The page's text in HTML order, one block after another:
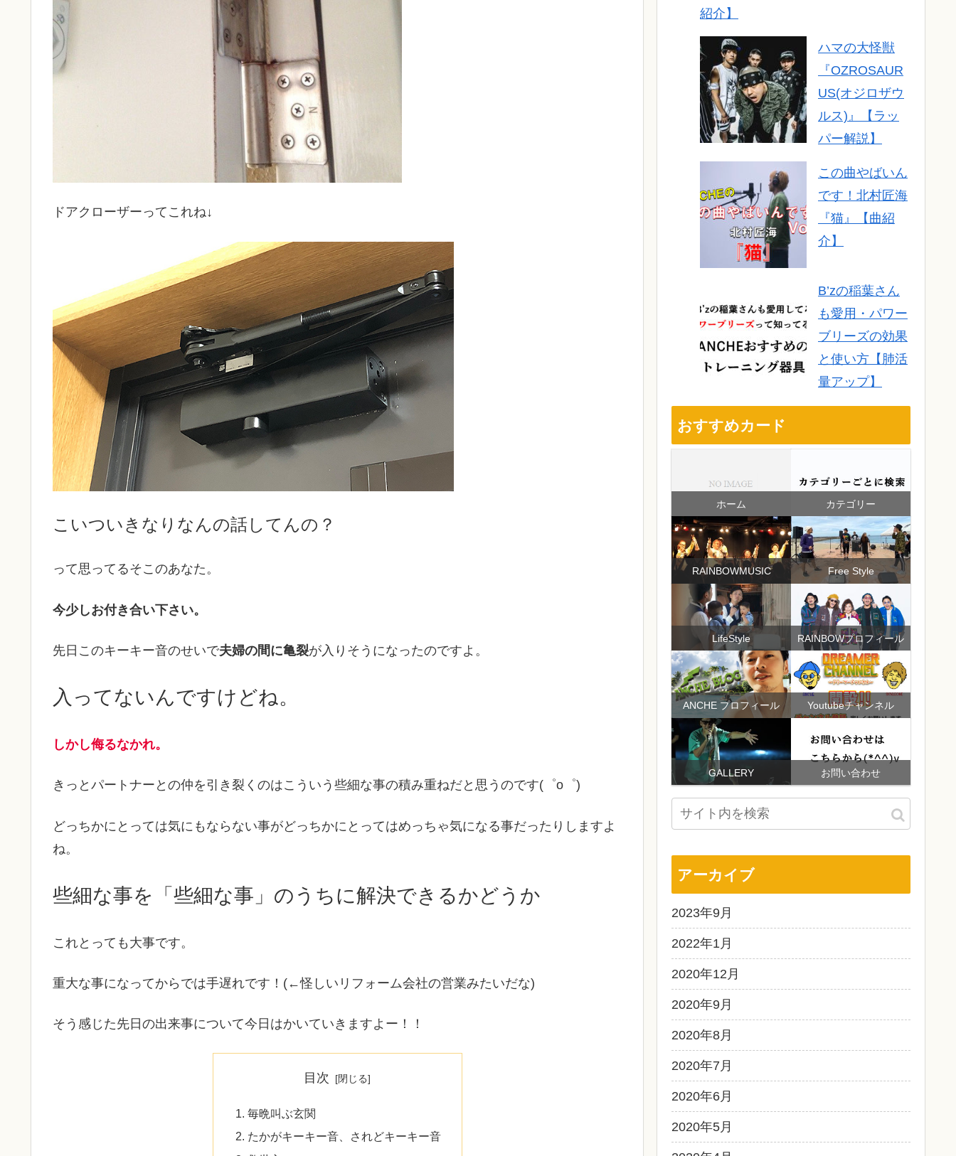
ドアクローザーってこれね↓
こいついきなりなんの話してんの？
って思ってるそこのあなた。
今少しお付き合い下さい。
先日このキーキー音のせいで夫婦の間に亀裂が入りそうになったのですよ。
入ってないんですけどね。
しかし侮るなかれ。
きっとパートナーとの仲を引き裂くのはこういう些細な事の積み重ねだと思うのです(゜o゜)
どっちかにとっては気にもならない事がどっちかにとってはめっちゃ気になる事だったりしますよ
ね。
些細な事を「些細な事」のうちに解決できるかどうか
これとっても大事です。
重大な事になってからでは手遅れです！(←怪しいリフォーム会社の営業みたいだな)
そう感じた先日の出来事について今日はかいていきますよー！！
目次
毎晩叫ぶ玄関
たかがキーキー音、されどキーキー音
紹介】
ハマの大怪獣
『OZROSAUR
US(オジロザウ
ルス)』【ラッ
パー解説】
この曲やばいん
です！北村匠海
『猫』【曲紹
介】
B’zの稲葉さん
も愛用・パワー
ブリーズの効果
と使い方【肺活
量アップ】
おすすめカード
ホーム カテゴリー
RAINBOWMUSIC Free Style
LifeStyle RAINBOWプロフィール
ANCHE プロフィール Youtubeチャンネル
GALLERY お問い合わせ
アーカイブ
2023年9月
2022年1月
2020年12月
2020年9月
2020年8月
2020年7月
2020年6月
2020年5月